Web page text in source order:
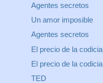
Agentes secretos
Un amor imposible
Agentes secretos
El precio de la codicia
El precio de la codicia
TED